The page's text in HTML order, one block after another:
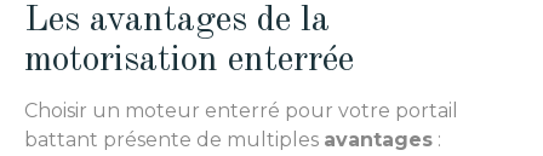
Les avantages de la
motorisation enterrée
Choisir un moteur enterré pour votre portail
battant présente de multiples avantages :